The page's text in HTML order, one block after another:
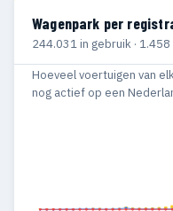
Wagenpark per
244.031 in gebruik ·
Hoeveel voertuigen van
nog actief op een